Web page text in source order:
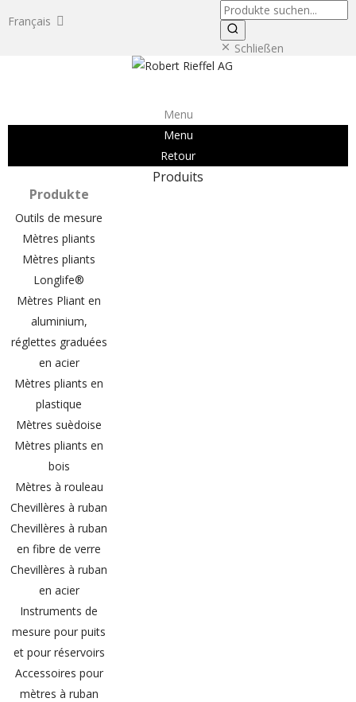
Français
Produkte
suchen
Suchen
Schließen
Menu
Menu
Retour
Produits
Produkte
Outils de mesure
Mètres pliants
Mètres pliants
Longlife®
Mètres Pliant en
aluminium,
réglettes graduées
en acier
Mètres pliants en
plastique
Mètres suèdoise
Mètres pliants en
bois
Mètres à rouleau
Chevillères à ruban
Chevillères à ruban
en fibre de verre
Chevillères à ruban
en acier
Instruments de
mesure pour puits
et pour réservoirs
Accessoires pour
mètres à ruban